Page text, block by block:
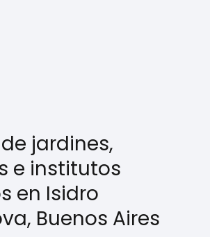
jardines,
e institutos
en Isidro
Buenos Aires